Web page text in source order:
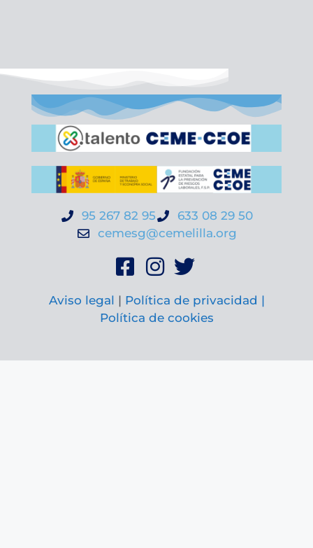
95 267 82 95
633 08 29 50
cemesg@cemelilla.org
Aviso legal | Política de privacidad |
Política de cookies